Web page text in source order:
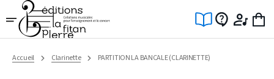
Ignorer
et
passer
au
Accueil Clarinette PARTITION LA BANCALE (CLARINETTE)